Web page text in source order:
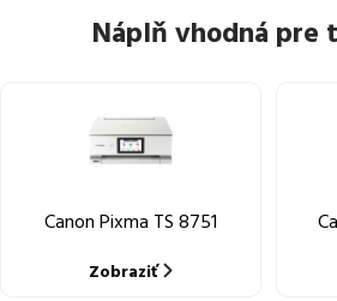
Náplň vhodná pre
Canon Pixma TS 8751
Zobraziť